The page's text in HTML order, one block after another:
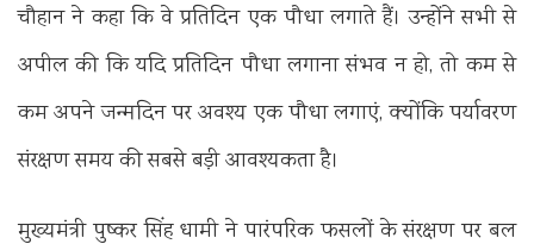
चौहान ने कहा कि वे प्रतिदिन एक पौधा लगाते हैं। उन्होंने सभी से
अपील की कि यदि प्रतिदिन पौधा लगाना संभव न हो, तो कम से
कम अपने जन्मदिन पर अवश्य एक पौधा लगाएं, क्योंकि पर्यावरण
संरक्षण समय की सबसे बड़ी आवश्यकता है।
मुख्यमंत्री पुष्कर सिंह धामी ने पारंपरिक फसलों के संरक्षण पर बल